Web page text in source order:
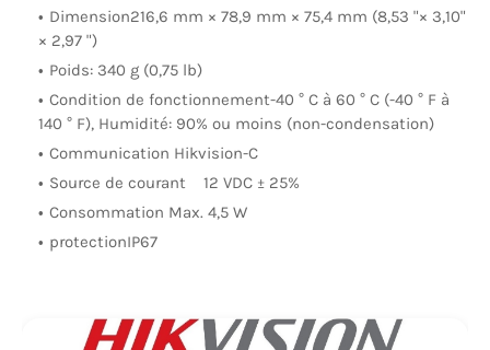
Dimension216,6 mm × 78,9 mm × 75,4 mm (8,53 "× 3,10"
× 2,97 ")
Poids: 340 g (0,75 lb)
Condition de fonctionnement-40 ° C à 60 ° C (-40 ° F à
140 ° F), Humidité: 90% ou moins (non-condensation)
Communication Hikvision-C
Source de courant
12 VDC ± 25%
Consommation Max. 4,5 W
protectionIP67